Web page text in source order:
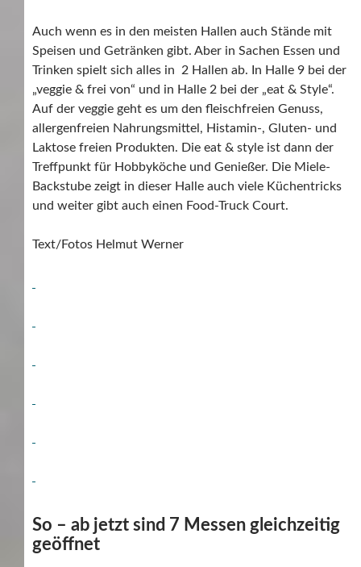
Auch wenn es in den meisten Hallen auch Stände mit
Speisen und Getränken gibt. Aber in Sachen Essen und
Trinken spielt sich alles in 2 Hallen ab. In Halle 9 bei der
„veggie & frei von“ und in Halle 2 bei der „eat & Style“.
Auf der veggie geht es um den fleischfreien Genuss,
allergenfreien Nahrungsmittel, Histamin-, Gluten- und
Laktose freien Produkten. Die eat & style ist dann der
Treffpunkt für Hobbyköche und Genießer. Die Miele-
Backstube zeigt in dieser Halle auch viele Küchentricks
und weiter gibt auch einen Food-Truck Court.
Text/Fotos Helmut Werner
So – ab jetzt sind 7 Messen gleichzeitig
geöffnet